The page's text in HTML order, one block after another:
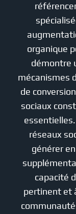
organique
démontre
mécanismes
de
sociaux
réseaux
générer
capacité
pertinent et